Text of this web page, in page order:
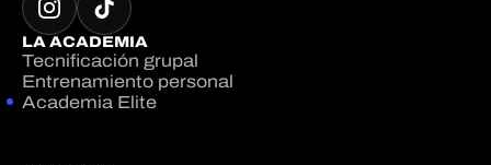
LA ACADEMIA
Tecnificación grupal
Entrenamiento personal
Academia Elite